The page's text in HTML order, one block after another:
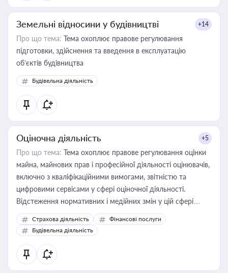
Земельні відносини у будівництві +14
Про що тема: Тема охоплює правове регулювання
підготовки, здійснення та введення в експлуатацію
об’єктів будівництва
Будівельна діяльність
Оціночна діяльність +5
Про що тема: Тема охоплює правове регулювання оцінки
майна, майнових прав і професійної діяльності оцінювачів,
включно з кваліфікаційними вимогами, звітністю та
цифровими сервісами у сфері оціночної діяльності.
Відстеження нормативних і медійних змін у цій сфері
корисне для власника бізнесу, керівника, юриста або
бухгалтера під час оподаткування, приватизації, оренди
державного майна, корпоративних угод і перевірки
статусу суб'єктів оціночної діяльності
Страхова діяльність
Фінансові послуги
Будівельна діяльність